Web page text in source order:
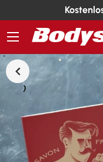
Suchen
Suchen
Menü